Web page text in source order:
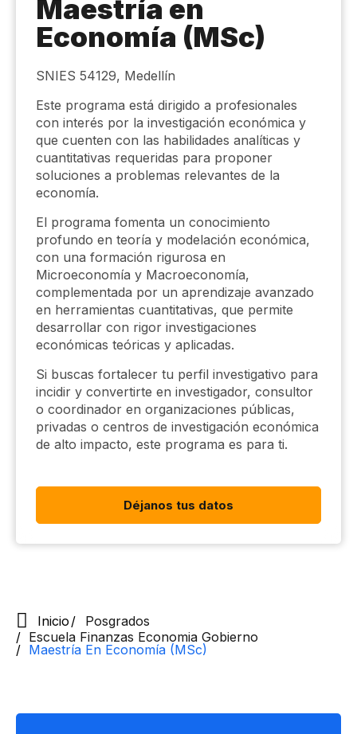
Maestría en
Economía (MSc)
SNIES 54129, Medellín
Este programa está dirigido a profesionales
con interés por la investigación económica y
que cuenten con las habilidades analíticas y
cuantitativas requeridas para proponer
soluciones a problemas relevantes de la
economía.
El programa fomenta un conocimiento
profundo en teoría y modelación económica,
con una formación rigurosa en
Microeconomía y Macroeconomía,
complementada por un aprendizaje avanzado
en herramientas cuantitativas, que permite
desarrollar con rigor investigaciones
económicas teóricas y aplicadas.
Si buscas fortalecer tu perfil investigativo para
incidir y convertirte en investigador, consultor
o coordinador en organizaciones públicas,
privadas o centros de investigación económica
de alto impacto, este programa es para ti.
Déjanos tus datos
Inicio
Posgrados
Escuela Finanzas Economia Gobierno
Maestría En Economía (MSc)